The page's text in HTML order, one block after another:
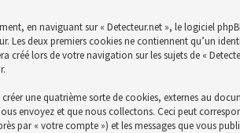
en naviguant sur « Detecteur.net », le logiciel
Les deux premiers cookies ne contiennent qu’un
lors de votre navigation sur les sujets de «
une quatrième sorte de cookies, externes au
envoyez et que nous collectons. Ceci peut
par « votre compte ») et les messages que vous